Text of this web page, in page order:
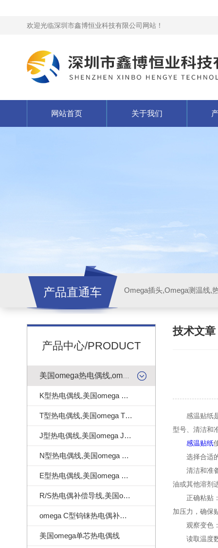
欢迎光临深圳市鑫博恒业科技有限公司网站！
网站首页 关于我们
产品直通车
产品中心/PRODUCT
K型热电偶线,美国omega K型热电偶线
T型热电偶线,美国omega T型热电偶线
J型热电偶线,美国omega J型热电偶线
N型热电偶线,美国omega N型热电偶线
E型热电偶线,美国omega E型热电偶线
R/S热电偶补偿导线,美国omega热电偶补偿导线
omega C型钨铼热电偶补偿导线
美国omega单芯热电偶线
技术文章
感温贴纸是
型号、清洁和
感温贴纸
选择合适的
清洁和准备
油或其他溶剂
正确粘贴：
加压力，确保
观察变色：
读取温度数